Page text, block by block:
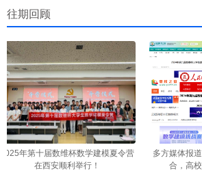
往期回顾
第十届数维杯数学建模夏令营
在西安顺利举行！
多方媒体报道｜数
合，高校积